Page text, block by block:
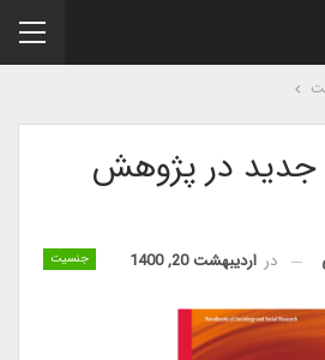
در پژوهش
جنسیت دراردیبهشت 20, 1400